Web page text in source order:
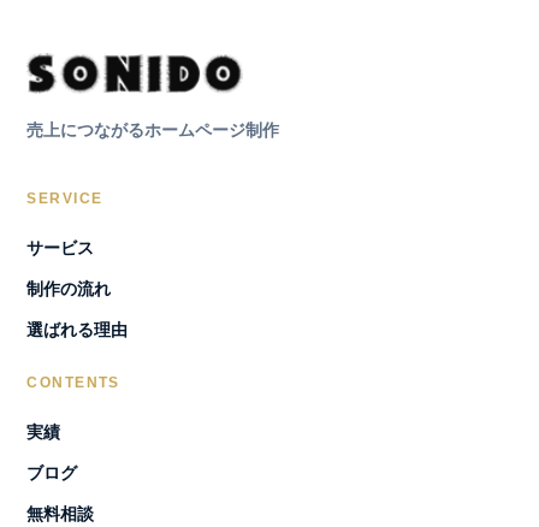
売上につながるホームページ制作
SERVICE
サービス
制作の流れ
選ばれる理由
CONTENTS
実績
ブログ
無料相談